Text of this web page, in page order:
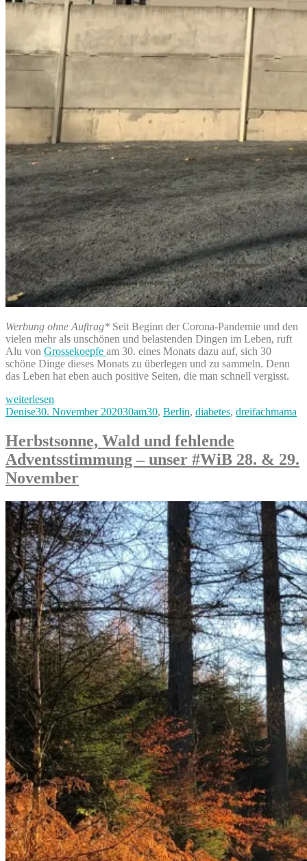
Werbung ohne Auftrag* Seit Beginn der Corona-Pandemie und den
vielen mehr als unschönen und belastenden Dingen im Leben, ruft
Alu von Grossekoepfe am 30. eines Monats dazu auf, sich 30
schöne Dinge dieses Monats zu überlegen und zu sammeln. Denn
das Leben hat eben auch positive Seiten, die man schnell vergisst.
„Schöne
Momente
im
November“
weiterlesen
Autor
DeniseVeröffentlicht
30. November 2020Kategorien
30am30, Berlin, diabetes, dreifachmama
Herbstsonne, Wald und fehlende
Adventsstimmung – unser #WiB 28. & 29.
November